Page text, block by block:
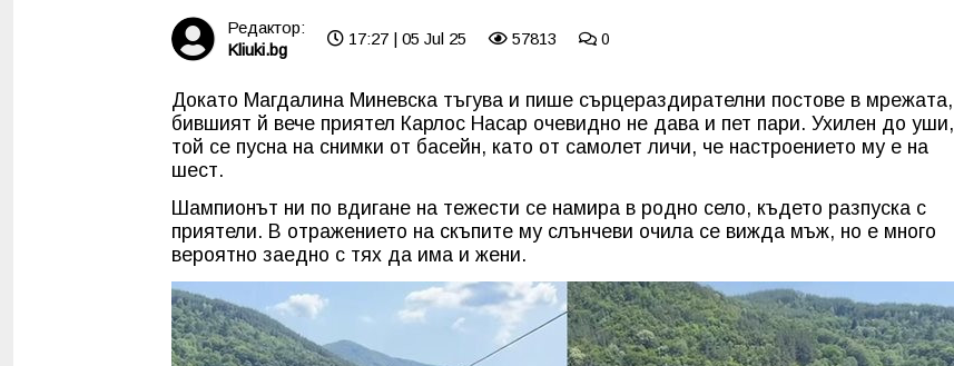
Редактор:
Kliuki.bg
17:27 | 05 Jul 25 57813 0
Докато Магдалина Миневска тъгува и пише сърцераздирателни постове в мрежата,
бившият й вече приятел Карлос Насар очевидно не дава и пет пари. Ухилен до уши,
той се пусна на снимки от басейн, като от самолет личи, че настроението му е на
шест.
Шампионът ни по вдигане на тежести се намира в родно село, където разпуска с
приятели. В отражението на скъпите му слънчеви очила се вижда мъж, но е много
вероятно заедно с тях да има и жени.